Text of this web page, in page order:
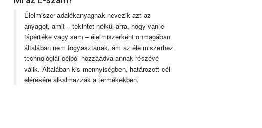
Élelmiszer-adalékanyagnak nevezik azt az
anyagot, amit – tekintet nélkül arra, hogy van-e
tápértéke vagy sem – élelmiszerként önmagában
általában nem fogyasztanak, ám az élelmiszerhez
technológiai célból hozzáadva annak részévé
válik. Általában kis mennyiségben, határozott cél
elérésére alkalmazzák a termékekben.